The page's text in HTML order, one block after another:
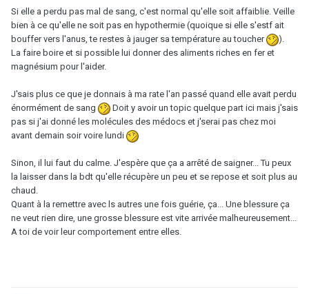
Si elle a perdu pas mal de sang, c'est normal qu'elle soit affaiblie. Veille
bien à ce qu'elle ne soit pas en hypothermie (quoique si elle s'estf ait
bouffer vers l'anus, te restes à jauger sa température au toucher
).
La faire boire et si possible lui donner des aliments riches en fer et
magnésium pour l'aider.
J'sais plus ce que je donnais à ma rate l'an passé quand elle avait perdu
énormément de sang
Doit y avoir un topic quelque part ici mais j'sais
pas si j'ai donné les molécules des médocs et j'serai pas chez moi
avant demain soir voire lundi
Sinon, il lui faut du calme. J'espère que ça a arrêté de saigner... Tu peux
la laisser dans la bdt qu'elle récupère un peu et se repose et soit plus au
chaud.
Quant à la remettre avec ls autres une fois guérie, ça... Une blessure ça
ne veut rien dire, une grosse blessure est vite arrivée malheureusement...
A toi de voir leur comportement entre elles.